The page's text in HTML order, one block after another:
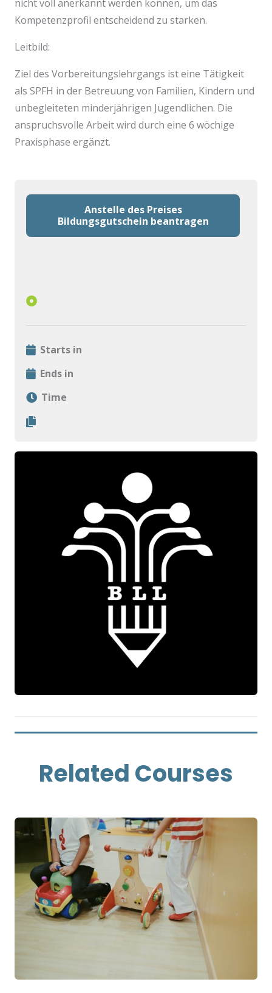
nicht voll anerkannt werden können, um das
Kompetenzprofil entscheidend zu starken.
Leitbild:
Ziel des Vorbereitungslehrgangs ist eine Tätigkeit
als SPFH in der Betreuung von Familien, Kindern und
unbegleiteten minderjährigen Jugendlichen. Die
anspruchsvolle Arbeit wird durch eine 6 wöchige
Praxisphase ergänzt.
Anstelle des Preises
Bildungsgutschein beantragen
Starts in
Ends in
Time
Related Courses